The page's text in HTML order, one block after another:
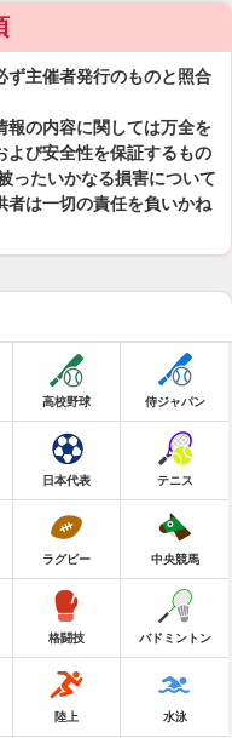
ず主催者発行のものと照合
報の内容に関しては万全を
よび安全性を保証するもの
ったいかなる損害について
者は一切の責任を負いかね
高校野球 侍ジャパン
日本代表 テニス
ラグビー 中央競馬
格闘技 バドミントン
陸上 水泳